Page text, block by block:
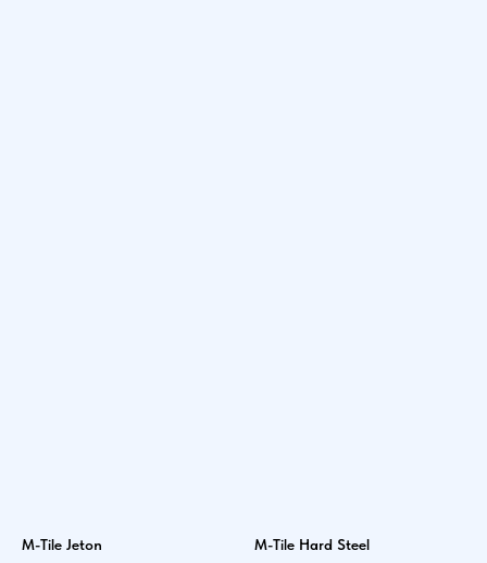
M-Tile Jeton M-Tile Hard Steel